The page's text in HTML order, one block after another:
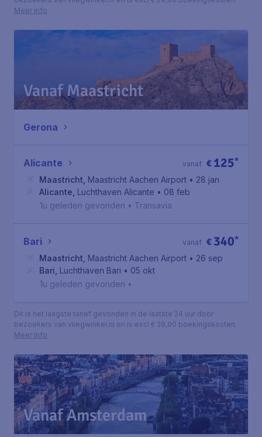
Meer info
Vanaf Maastricht
Gerona
Alicante € 125*
vanaf
Maastricht Maastricht Aachen Airport • 28 jan
Alicante Luchthaven Alicante • 08 feb
1u geleden gevonden • Transavia
Bari € 340*
vanaf
Maastricht Maastricht Aachen Airport • 26 sep
Bari Luchthaven Bari • 05 okt
1u geleden gevonden •
Dit is het laagste tarief gevonden in de laatste 24 uur door
bezoekers van vliegwinkel.nl en is excl € 29,90 boekingskosten.
Meer info
Vanaf Amsterdam